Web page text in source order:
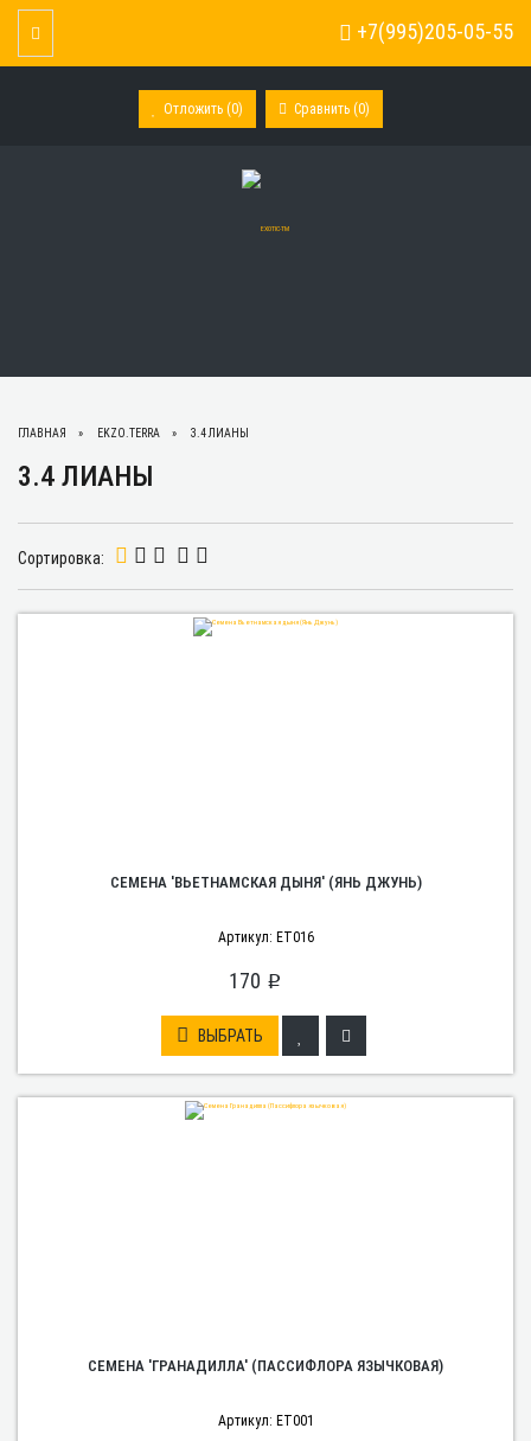
Отложить (0) Сравнить (0)
+7(995)205-05-55
Toggle Navigation
ГЛАВНАЯ EKZO.TERRA 3.4 ЛИАНЫ
3.4 ЛИАНЫ
Сортировка:
СЕМЕНА 'ВЬЕТНАМСКАЯ ДЫНЯ' (ЯНЬ ДЖУНЬ)
Артикул: ET016
170 p
ВЫБРАТЬ
СЕМЕНА 'ГРАНАДИЛЛА' (ПАССИФЛОРА ЯЗЫЧКОВАЯ)
Артикул: ET001